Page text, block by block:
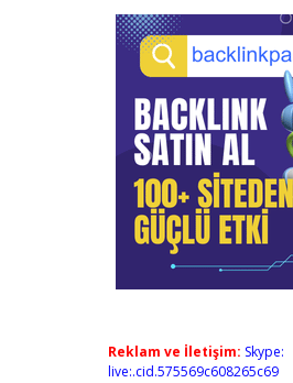
Reklam ve İletişim: Skype:
live:.cid.575569c608265c69